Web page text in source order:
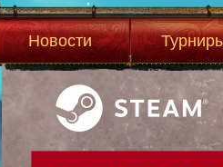
Новости